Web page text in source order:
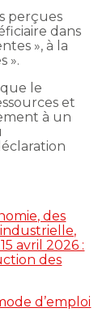
perçues
dans
», à la
».
le
et
à un
des
avril 2026 :
des
d’emploi